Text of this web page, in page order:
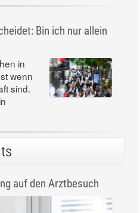
Bin ich nur allein
in
wenn
sind.
auf den Arztbesuch